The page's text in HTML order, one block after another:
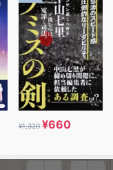
¥1,320 ¥660